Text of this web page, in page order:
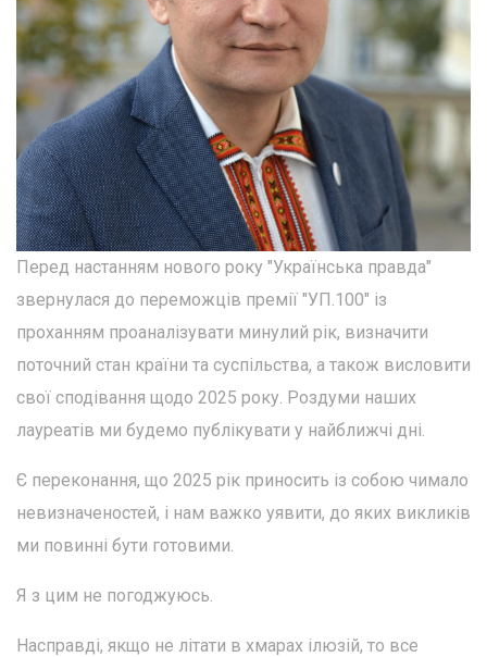
Перед настанням нового року "Українська правда"
звернулася до переможців премії "УП.100" із
проханням проаналізувати минулий рік, визначити
поточний стан країни та суспільства, а також висловити
свої сподівання щодо 2025 року. Роздуми наших
лауреатів ми будемо публікувати у найближчі дні.
Є переконання, що 2025 рік приносить із собою чимало
невизначеностей, і нам важко уявити, до яких викликів
ми повинні бути готовими.
Я з цим не погоджуюсь.
Насправді, якщо не літати в хмарах ілюзій, то все